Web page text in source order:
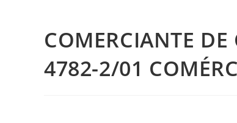
COMERCIANTE
4782-2/01